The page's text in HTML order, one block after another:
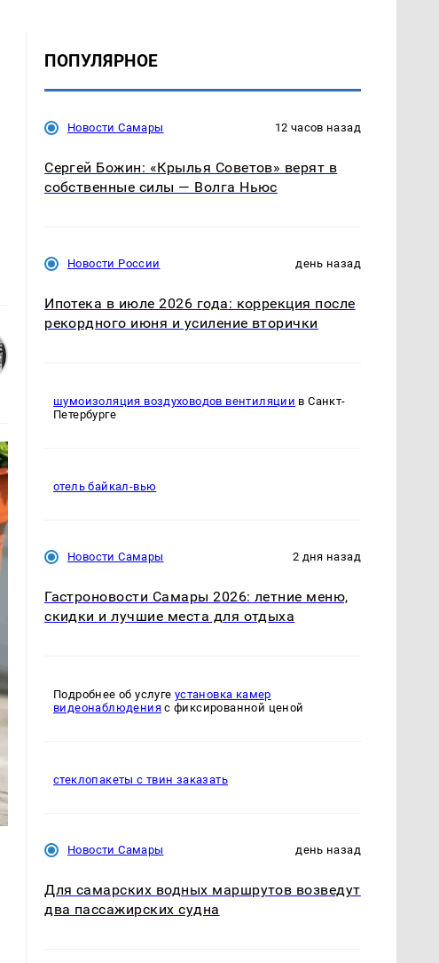
ПОПУЛЯРНОЕ
Новости Самары 12 часов назад
Сергей Божин: «Крылья Советов» верят в
собственные силы — Волга Ньюс
Новости России день назад
Ипотека в июле 2026 года: коррекция после
рекордного июня и усиление вторички
шумоизоляция воздуховодов вентиляции в Санкт-
Петербурге
отель байкал-вью
Новости Самары 2 дня назад
Гастроновости Самары 2026: летние меню,
скидки и лучшие места для отдыха
Подробнее об услуге установка камер
видеонаблюденияс фиксированной ценой
стеклопакеты с твин заказать
Новости Самары день назад
Для самарских водных маршрутов возведут
два пассажирских судна